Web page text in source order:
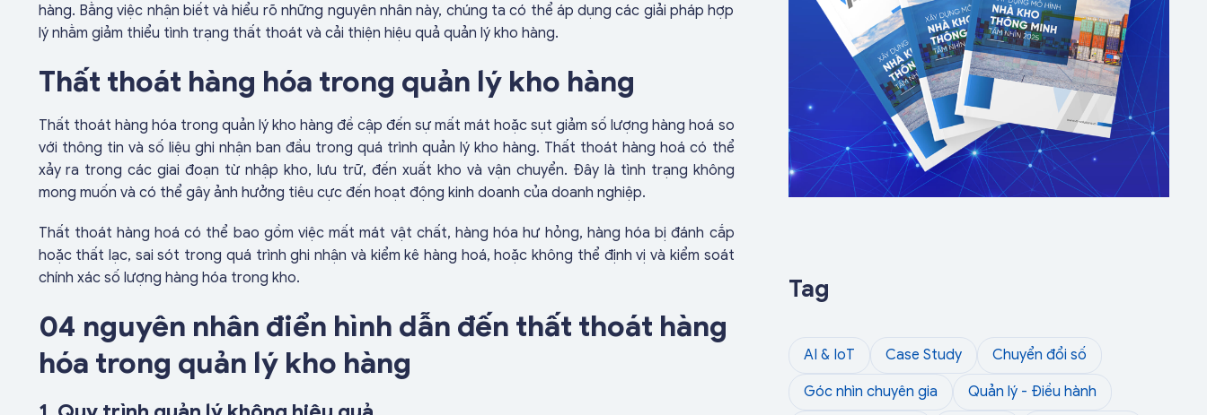
hàng. Bằng việc nhận biết và hiểu rõ những nguyên nhân này, chúng ta có thể áp dụng các giải pháp hợp
lý nhằm giảm thiểu tình trạng thất thoát và cải thiện hiệu quả quản lý kho hàng.
Thất thoát hàng hóa trong quản lý kho hàng
Thất thoát hàng hóa trong quản lý kho hàng đề cập đến sự mất mát hoặc sụt giảm số lượng hàng hoá so
với thông tin và số liệu ghi nhận ban đầu trong quá trình quản lý kho hàng. Thất thoát hàng hoá có thể
xảy ra trong các giai đoạn từ nhập kho, lưu trữ, đến xuất kho và vận chuyển. Đây là tình trạng không
mong muốn và có thể gây ảnh hưởng tiêu cực đến hoạt động kinh doanh của doanh nghiệp.
Thất thoát hàng hoá có thể bao gồm việc mất mát vật chất, hàng hóa hư hỏng, hàng hóa bị đánh cắp
hoặc thất lạc, sai sót trong quá trình ghi nhận và kiểm kê hàng hoá, hoặc không thể định vị và kiểm soát
chính xác số lượng hàng hóa trong kho.
04 nguyên nhân điển hình dẫn đến thất thoát hàng
hóa trong quản lý kho hàng
Tag
AI & IoT Case Study Chuyển đổi số
Góc nhìn chuyên gia Quản lý - Điều hành